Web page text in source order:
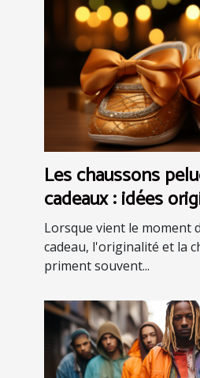
Les chaussons
cadeaux : idées
faire plaisir
Lorsque vient le moment
cadeau, l'originalité et la
priment souvent...